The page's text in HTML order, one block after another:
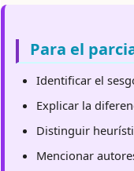
Para el
Identificar el
Explicar la
Distinguir
Mencionar